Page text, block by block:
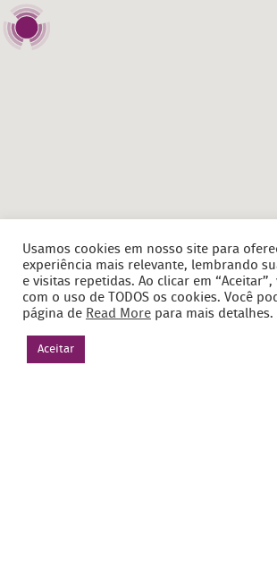
Usamos cookies em nosso site para
experiência mais relevante, lembrando
e visitas repetidas. Ao clicar em
com o uso de TODOS os cookies. Você
página de Read More para mais detalhes.
Aceitar